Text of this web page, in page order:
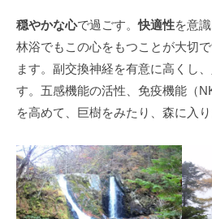
穏やかな心で過ごす。快適性を意
林浴でもこの心をもつことが大切
ます。副交換神経を有意に高くし
す。五感機能の活性、免疫機能（
を高めて、巨樹をみたり、森に入り